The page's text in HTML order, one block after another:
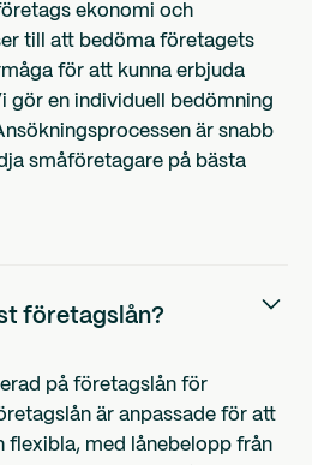
ekonomi och
till att bedöma företagets
för att kunna erbjuda
gör en individuell bedömning
är snabb
småföretagare på bästa
företagslån?
på företagslån för
är anpassade för att
flexibla, med lånebelopp från